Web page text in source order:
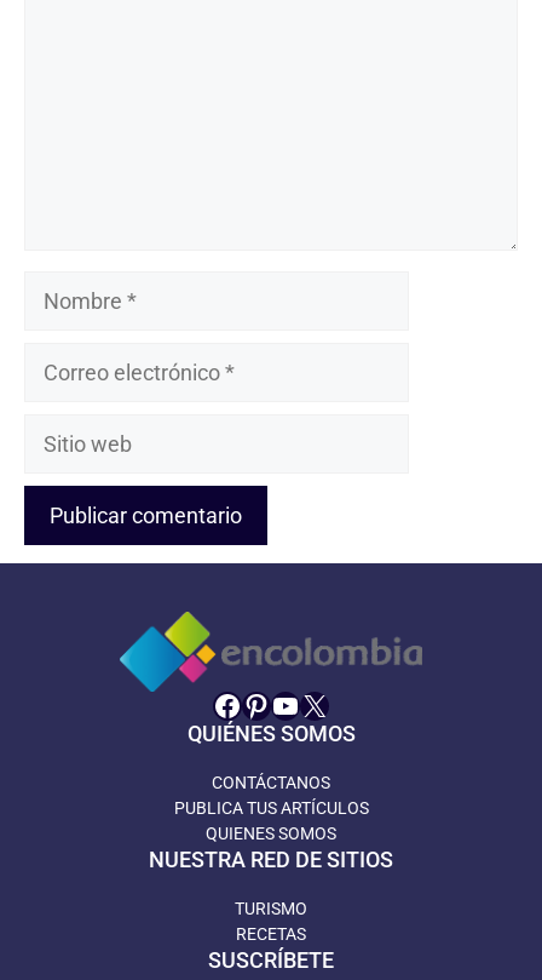
Nombre
Sitio
Facebook
Pinterest
YouTube
X
QUIÉNES SOMOS
CONTÁCTANOS
PUBLICA TUS ARTÍCULOS
QUIENES SOMOS
NUESTRA RED DE SITIOS
TURISMO
RECETAS
SUSCRÍBETE